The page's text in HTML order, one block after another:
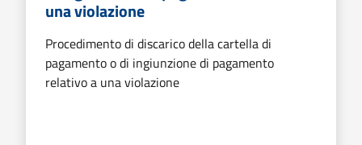
una violazione
Procedimento di discarico della cartella di
pagamento o di ingiunzione di pagamento
relativo a una violazione